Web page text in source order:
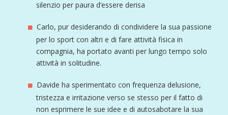
silenzio per paura d’essere derisa
Carlo, pur desiderando di condividere la sua passione
per lo sport con altri e di fare attività fisica in
compagnia, ha portato avanti per lungo tempo solo
attività in solitudine.
Davide ha sperimentato con frequenza delusione,
tristezza e irritazione verso se stesso per il fatto di
non esprimere le sue idee e di autosabotare la sua